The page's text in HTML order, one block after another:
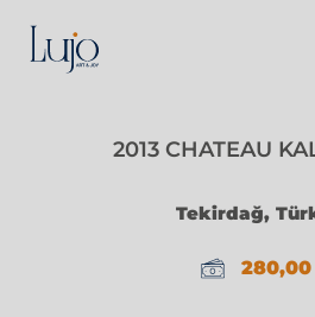
2013 CHATEAU
Tekirdağ,
280,00